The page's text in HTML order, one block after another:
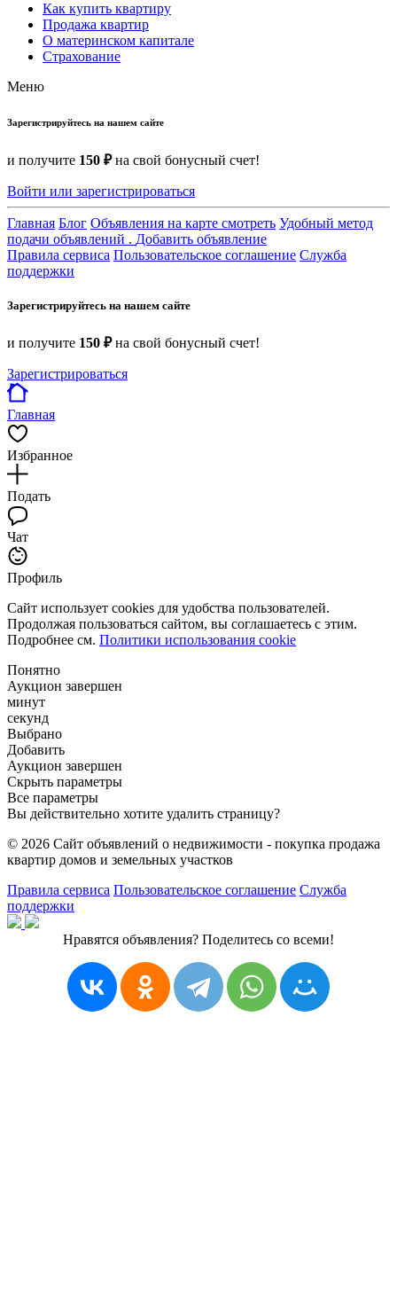
Как купить квартиру
Продажа квартир
О материнском капитале
Страхование
Меню
Зарегистрируйтесь на нашем сайте
и получите 150 ₽на свой бонусный счет!
Войти или зарегистрироваться
Главная Блог Объявления на карте смотреть Удобный метод
подачи объявлений . Добавить объявление
Правила сервиса Пользовательское соглашение Служба
поддержки
Зарегистрируйтесь на нашем сайте
и получите 150 ₽на свой бонусный счет!
Зарегистрироваться
Главная
Избранное
Подать
Чат
Профиль
Сайт использует cookies для удобства пользователей.
Продолжая пользоваться сайтом, вы соглашаетесь с этим.
Подробнее см. Политики использования cookie
Понятно
Аукцион завершен
минут
секунд
Выбрано
Добавить
Аукцион завершен
Скрыть параметры
Все параметры
Вы действительно хотите удалить страницу?
© 2026 Сайт объявлений о недвижимости - покупка продажа
квартир домов и земельных участков
Правила сервиса Пользовательское соглашение Служба
поддержки
Нравятся объявления? Поделитесь со всеми!